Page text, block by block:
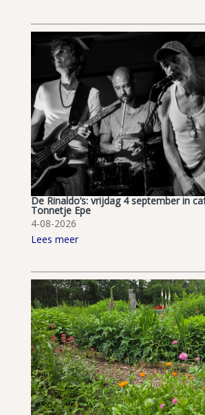
De Rinaldo’s: vrijdag 4 september in
Tonnetje Epe
4-08-2026
Lees meer